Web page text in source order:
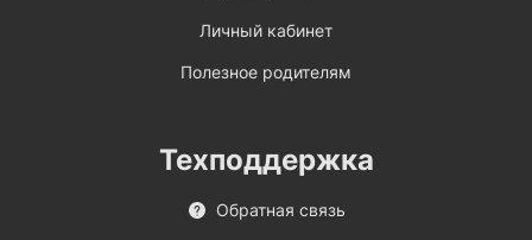
Личный кабинет
Полезное родителям
Техподдержка
Обратная связь